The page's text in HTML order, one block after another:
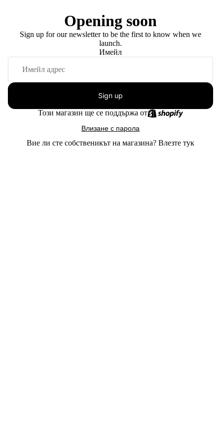
Opening soon
Sign up for our newsletter to be the first to know when we
launch.
Имейл
Sign up
Този магазин ще се поддържа от
Влизане с парола
Вие ли сте собственикът на магазина? Влезте тук